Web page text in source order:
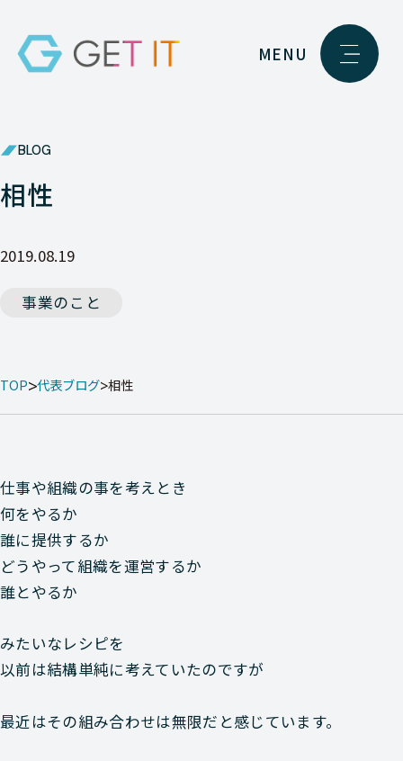
MENU
BLOG
相性
2019.08.19
事業のこと
TOP 代表ブログ 相性
仕事や組織の事を考えとき
何をやるか
誰に提供するか
どうやって組織を運営するか
誰とやるか
みたいなレシピを
以前は結構単純に考えていたのですが
最近はその組み合わせは無限だと感じています。